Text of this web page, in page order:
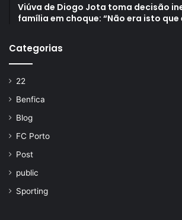
Viúva de Diogo Jota toma decisão
família em choque: “Não era isto que
Categorias
22
Benfica
Blog
FC Porto
Post
public
Sporting